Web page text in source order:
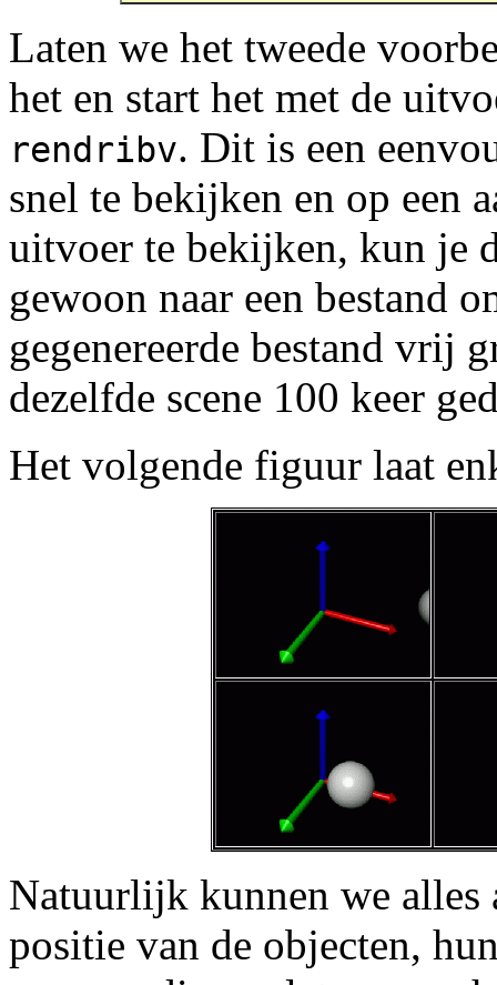
Laten we het tweede
het en start het met de
rendribv. Dit is een
snel te bekijken en op een
uitvoer te bekijken, kun je
gewoon naar een bestand
gegenereerde bestand vrij
dezelfde scene 100 keer
Het volgende figuur laat
Natuurlijk kunnen we
positie van de objecten,